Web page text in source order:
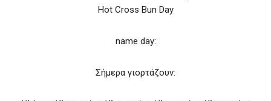
Hot Cross Bun Day
name day:
Σήμερα γιορτάζουν: